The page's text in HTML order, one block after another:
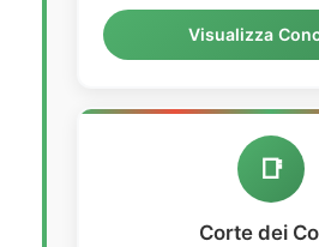
Visualizza
📑
Corte dei